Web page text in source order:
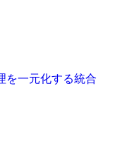
を一元化する統合